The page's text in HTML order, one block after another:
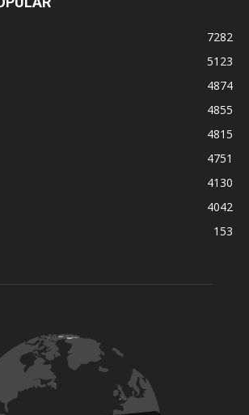
7282
5123
4874
4855
4815
4751
4130
4042
153